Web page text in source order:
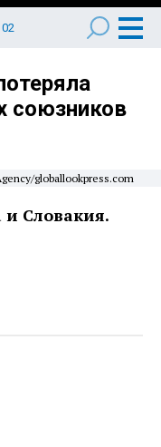
02
союзников
globallookpress.com
и Словакия.